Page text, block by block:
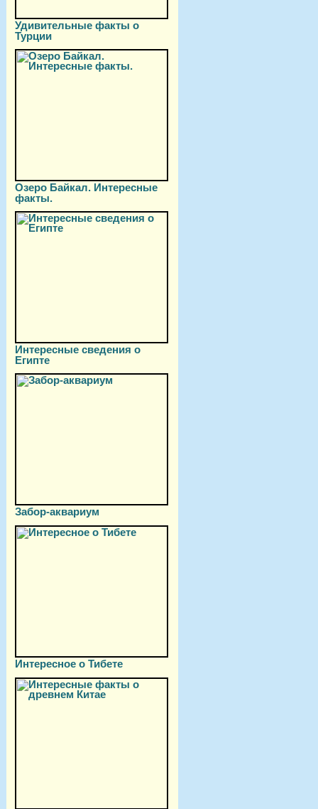
Удивительные факты о
Турции
Озеро Байкал. Интересные
факты.
Интересные сведения о
Египте
Забор-аквариум
Интересное о Тибете